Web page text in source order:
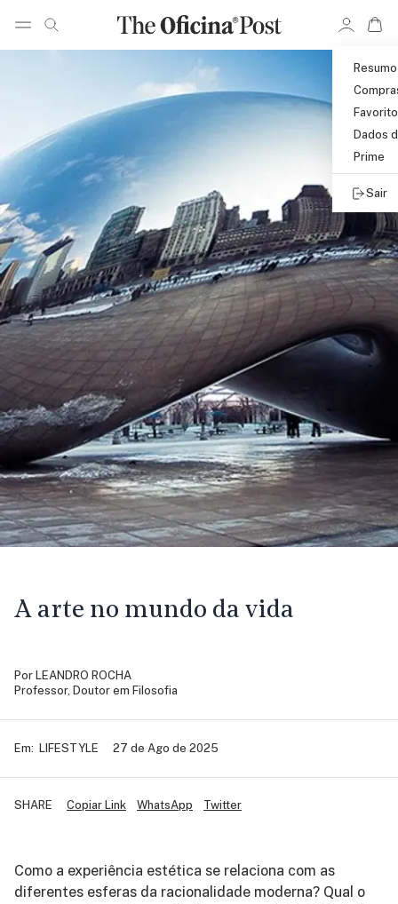
Ir para pagina de pesquisa
Resumo
Dados
Prime
Sair
Ir
A arte no mundo da vida
Por LEANDRO ROCHA
Professor, Doutor em Filosofia
Em: LIFESTYLE 27 de Ago de 2025
Copiar Link WhatsApp Twitter
SHARE
Como a experiência estética se relaciona com as
diferentes esferas da racionalidade moderna? Qual o